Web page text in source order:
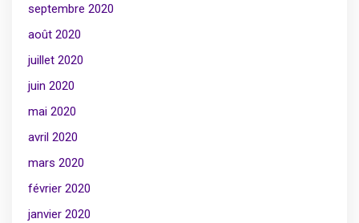
septembre 2020
août 2020
juillet 2020
juin 2020
mai 2020
avril 2020
mars 2020
février 2020
janvier 2020